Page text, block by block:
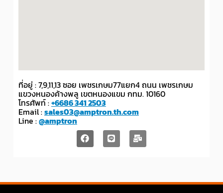
ที่อยู่ : 7,9,11,13 ซอย เพชรเกษม77แยก4 ถนน เพชรเกษม
แขวงหนองค้างพลู เขตหนองแขม กทม. 10160
โทรศัพท์ :+6686 341 2503
Email :sales03@amptron.th.com
Line :@amptron